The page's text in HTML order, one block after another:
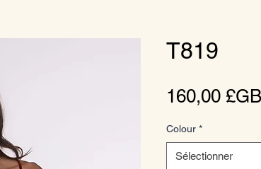
T819
160,00 £GB
Colour *
Sélectionner